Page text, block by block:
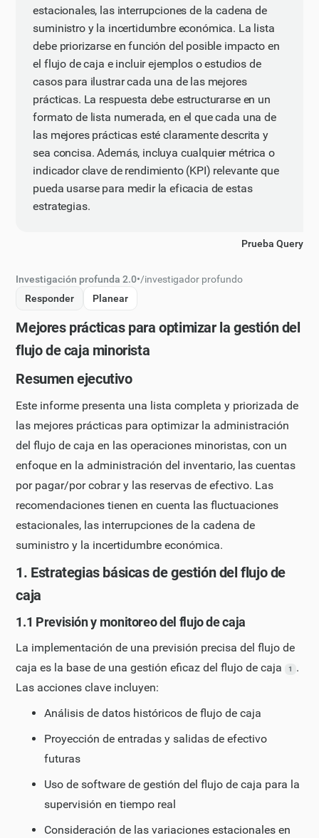
estacionales, las interrupciones de la cadena de
suministro y la incertidumbre económica. La lista
debe priorizarse en función del posible impacto en
el flujo de caja e incluir ejemplos o estudios de
casos para ilustrar cada una de las mejores
prácticas. La respuesta debe estructurarse en un
formato de lista numerada, en el que cada una de
las mejores prácticas esté claramente descrita y
sea concisa. Además, incluya cualquier métrica o
indicador clave de rendimiento (KPI) relevante que
pueda usarse para medir la eficacia de estas
estrategias.
Prueba Query
Investigación profunda 2.0•/investigador profundo
Responder
Planear
Mejores prácticas para optimizar la gestión del
flujo de caja minorista
Resumen ejecutivo
Este informe presenta una lista completa y priorizada de
las mejores prácticas para optimizar la administración
del flujo de caja en las operaciones minoristas, con un
enfoque en la administración del inventario, las cuentas
por pagar/por cobrar y las reservas de efectivo. Las
recomendaciones tienen en cuenta las fluctuaciones
estacionales, las interrupciones de la cadena de
suministro y la incertidumbre económica.
1. Estrategias básicas de gestión del flujo de
caja
1.1 Previsión y monitoreo del flujo de caja
La implementación de una previsión precisa del flujo de
caja es la base de una gestión eficaz del flujo de caja
1
.
Las acciones clave incluyen:
Análisis de datos históricos de flujo de caja
Proyección de entradas y salidas de efectivo
futuras
Uso de software de gestión del flujo de caja para la
supervisión en tiempo real
Consideración de las variaciones estacionales en